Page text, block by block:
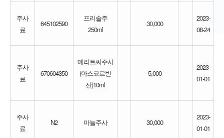
주사
료
645102590
프리솔주
250ml
30,000
2023-
08-24
주사
료
670604350
메리트씨주사
(아스코르빈
산)10ml
5,000
2023-
01-01
주사
료
N2 마늘주사 30,000
2023-
01-01